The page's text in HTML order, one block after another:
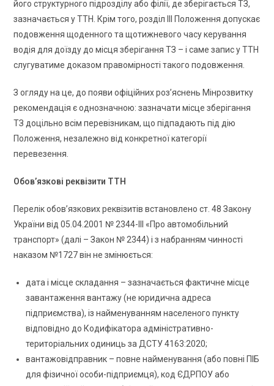
його структурного підрозділу або філії, де зберігається ТЗ,
зазначається у ТТН. Крім того, розділ ІІІ Положення допускає
подовження щоденного та щотижневого часу керування
водія для доїзду до місця зберігання ТЗ – і саме запис у ТТН
слугуватиме доказом правомірності такого подовження.
З огляду на це, до появи офіційних роз’яснень Мінрозвитку
рекомендація є однозначною: зазначати місце зберігання
ТЗ доцільно всім перевізникам, що підпадають під дію
Положення, незалежно від конкретної категорії
перевезення.
Обов’язкові реквізити ТТН
Перелік обов’язкових реквізитів встановлено ст. 48 Закону
України від 05.04.2001 № 2344-III «Про автомобільний
транспорт» (далі – Закон № 2344) і з набранням чинності
наказом №1727 він не змінюється:
дата і місце складання – зазначається фактичне місце
завантаження вантажу (не юридична адреса
підприємства), із найменуванням населеного пункту
відповідно до Кодифікатора адміністративно-
територіальних одиниць за ДСТУ 4163:2020;
вантажовідправник – повне найменування (або повні ПІБ
для фізичної особи-підприємця), код ЄДРПОУ або